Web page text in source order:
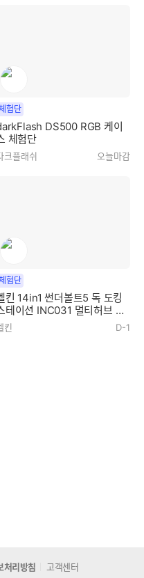
험단
DS500 RGB 케이
체험단
크플래쉬 오늘마감
험단
킨 14in1 썬더볼트5 독 도킹
테이션 INC031 멀티허브 체
단
킨 D-1
처리방침 고객센터